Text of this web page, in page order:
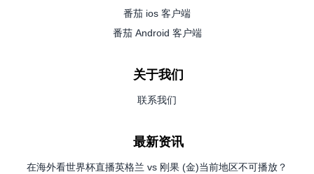
番茄 ios 客户端
番茄 Android 客户端
关于我们
联系我们
最新资讯
在海外看世界杯直播英格兰 vs 刚果 (金)当前地区不可播放？